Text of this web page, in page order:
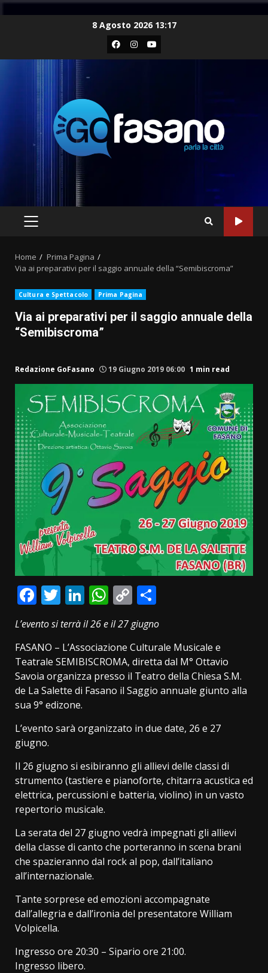
8 Agosto 2026 13:17
Facebook
Instagram
Youtube
PRIMARY
Home
Prima Pagina
Via ai preparativi per il saggio annuale della “Semibiscroma”
Cultura e Spettacolo Prima Pagina
Via ai preparativi per il saggio annuale della
“Semibiscroma”
Redazione GoFasano 19 Giugno 2019 06:00 1 min read
Facebook
Twitter
LinkedIn
WhatsApp
Copy
Link
L’evento si terrà il 26 e il 27 giugno
FASANO – L’Associazione Culturale Musicale e
Teatrale SEMIBISCROMA, diretta dal M° Ottavio
Savoia organizza presso il Teatro della Chiesa S.M.
de La Salette di Fasano il Saggio annuale giunto alla
sua 9° edizone.
L’evento sarà organizzato in due date, 26 e 27
giugno.
Il 26 giugno si esibiranno gli allievi delle classi di
strumento (tastiere e pianoforte, chitarra acustica ed
elettrica, percussioni e batteria, violino) in un vasto
repertorio musicale.
La serata del 27 giugno vedrà impegnati gli allievi
della classe di canto che porteranno in scena brani
che spazieranno dal rock al pop, dall’italiano
all’internazionale.
Tante sorprese ed emozioni accompagnate
dall’allegria e dall’ironia del presentatore William
Volpicella.
Ingresso ore 20:30 – Sipario ore 21:00.
Ingresso libero.